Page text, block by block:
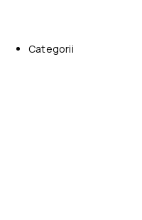
Categorii